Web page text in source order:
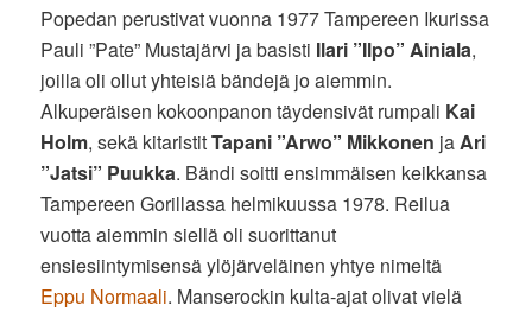
Popedan perustivat vuonna 1977 Tampereen Ikurissa
Pauli ”Pate” Mustajärvi ja basisti Ilari ”Ilpo” Ainiala,
joilla oli ollut yhteisiä bändejä jo aiemmin.
Alkuperäisen kokoonpanon täydensivät rumpali Kai
Holm, sekä kitaristitTapani ”Arwo” Mikkonen jaAri
”Jatsi” Puukka. Bändi soitti ensimmäisen keikkansa
Tampereen Gorillassa helmikuussa 1978. Reilua
vuotta aiemmin siellä oli suorittanut
ensiesiintymisensä ylöjärveläinen yhtye nimeltä
Eppu Normaali. Manserockin kulta-ajat olivat vielä